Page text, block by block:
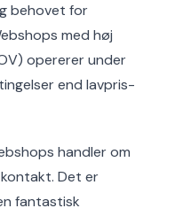
behovet for
med høj
opererer under
end lavpris-
handler om
Det er
fantastisk